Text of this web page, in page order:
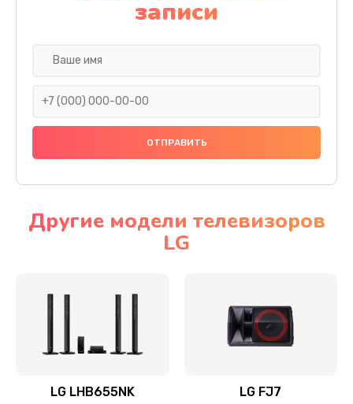
Заказать
Ремонт платы электроники
Прошивка
Ремонт механики привода
Ремонт / замена кнопок, клавиш, индикаторов,
записи
Другие модели телевизоров
LG
LG LHB655NK LG FJ7